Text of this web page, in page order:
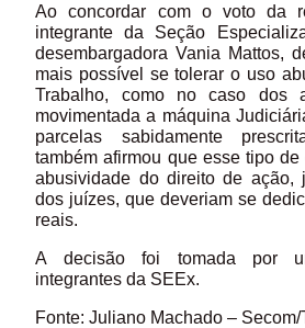
Ao concordar com o voto da
integrante da Seção
desembargadora Vania Mattos,
mais possível se tolerar o uso
Trabalho, como no caso dos
movimentada a máquina
parcelas sabidamente
também afirmou que esse tipo
abusividade do direito de ação,
dos juízes, que deveriam se
reais.
A decisão foi tomada por
integrantes da SEEx.
Fonte: Juliano Machado –